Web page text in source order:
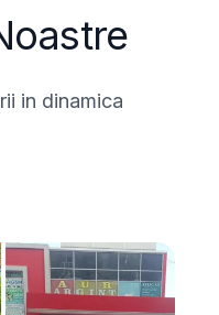
in dinamica